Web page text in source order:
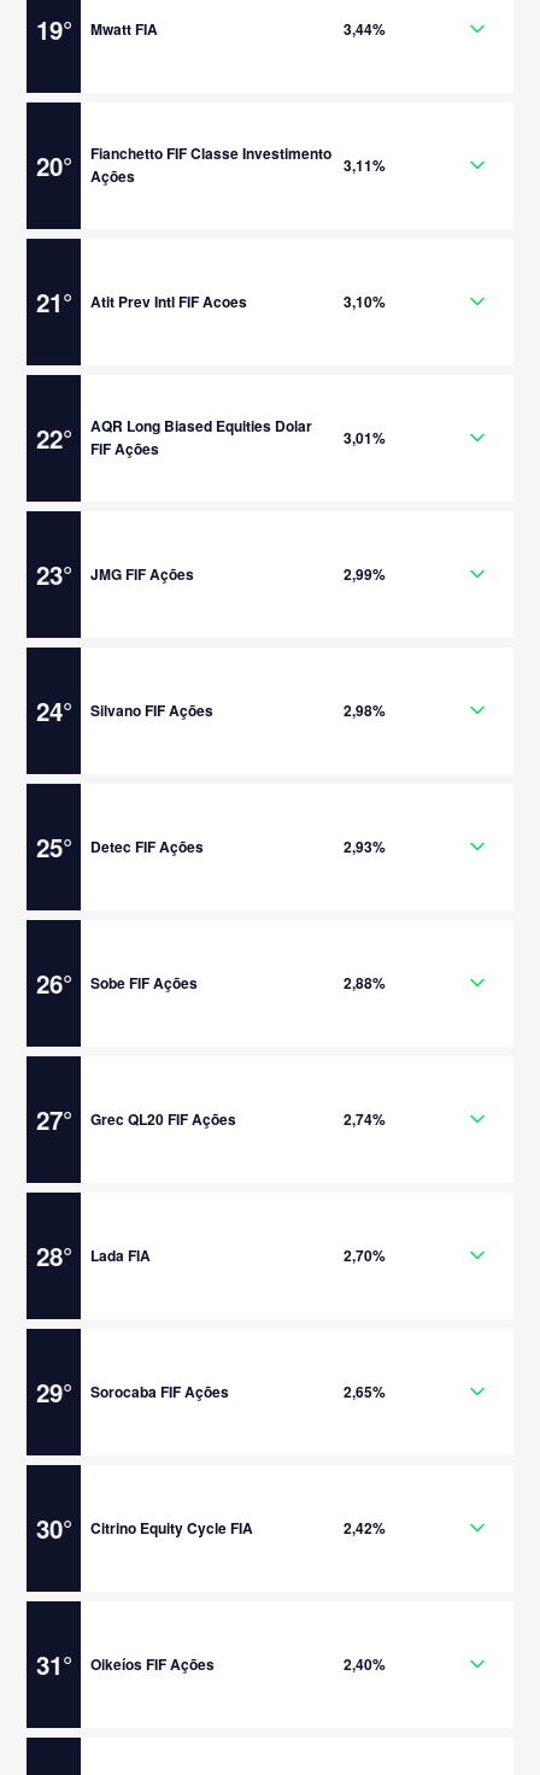
19° Mwatt FIA 3,44%
20°
Fianchetto FIF Classe Investimento
Ações
3,11%
21° Atit Prev Intl FIF Acoes 3,10%
22°
AQR Long Biased Equities Dolar
FIF Ações
3,01%
23° JMG FIF Ações 2,99%
24° Silvano FIF Ações 2,98%
25° Detec FIF Ações 2,93%
26° Sobe FIF Ações 2,88%
27° Grec QL20 FIF Ações 2,74%
28° Lada FIA 2,70%
29° Sorocaba FIF Ações 2,65%
30° Citrino Equity Cycle FIA 2,42%
31° Oikeíos FIF Ações 2,40%